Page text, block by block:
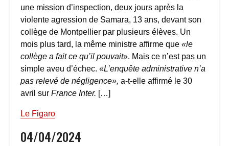
une mission d’inspection, deux jours après la
violente agression de Samara, 13 ans, devant son
collège de Montpellier par plusieurs élèves. Un
mois plus tard, la même ministre affirme que «le
collège a fait ce qu’il pouvait». Mais ce n’est pas un
simple aveu d’échec. «L’enquête administrative n’a
pas relevé de négligence», a-t-elle affirmé le 30
avril sur France Inter. […]
Le Figaro
04/04/2024